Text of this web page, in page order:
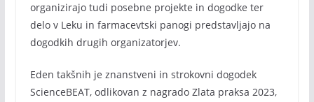
organizirajo tudi posebne projekte in dogodke ter
delo v Leku in farmacevtski panogi predstavljajo na
dogodkih drugih organizatorjev.
Eden takšnih je znanstveni in strokovni dogodek
ScienceBEAT, odlikovan z nagrado Zlata praksa 2023,